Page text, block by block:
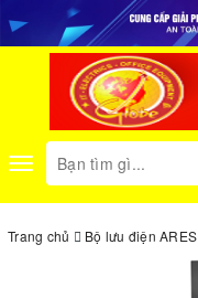
Toggle
navigation
Trang chủ Bộ lưu điện ARES